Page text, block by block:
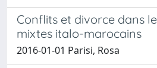
Conflits et divorce dans
mixtes italo-marocains
2016-01-01 Parisi, Rosa